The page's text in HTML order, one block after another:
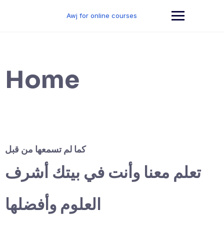
Awj for online courses
Home
كما لم تسمعها من قبل
تعلم معنا وأنت في بيتك أشرف
العلوم وأفضلها